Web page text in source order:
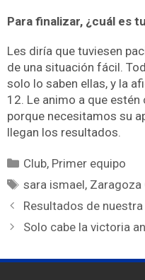
Para finalizar, ¿cuál es
Les diría que tuviesen
de una situación fácil.
solo lo saben ellas, y la
12. Le animo a que
porque necesitamos su
llegan los resultados.
Club, Primer equipo
sara ismael, Zaragoza
Resultados de
Solo cabe la victoria